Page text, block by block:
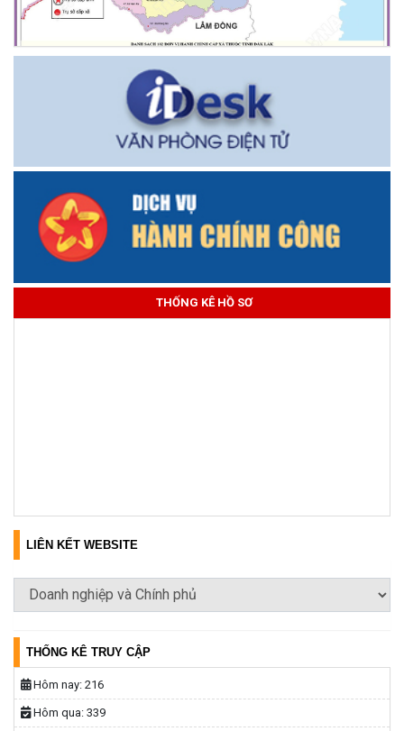
THỐNG KÊ HỒ SƠ
LIÊN KẾT WEBSITE
THỐNG KÊ TRUY CẬP
Hôm nay: 216
Hôm qua: 339